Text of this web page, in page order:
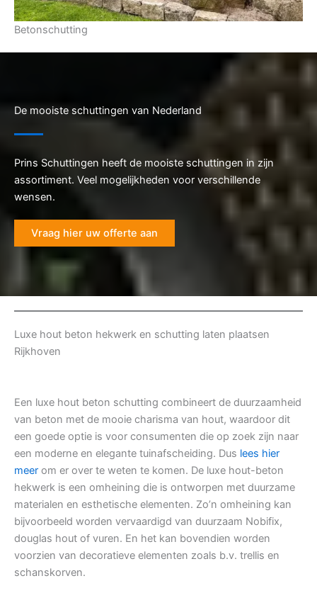
Betonschutting
De mooiste schuttingen van Nederland
Prins Schuttingen heeft de mooiste schuttingen in zijn
assortiment. Veel mogelijkheden voor verschillende
wensen.
Vraag hier uw offerte aan
Luxe hout beton hekwerk en schutting laten plaatsen
Rijkhoven
Een luxe hout beton schutting combineert de duurzaamheid
van beton met de mooie charisma van hout, waardoor dit
een goede optie is voor consumenten die op zoek zijn naar
een moderne en elegante tuinafscheiding. Dus lees hier
meer om er over te weten te komen. De luxe hout-beton
hekwerk is een omheining die is ontworpen met duurzame
materialen en esthetische elementen. Zo’n omheining kan
bijvoorbeeld worden vervaardigd van duurzaam Nobifix,
douglas hout of vuren. En het kan bovendien worden
voorzien van decoratieve elementen zoals b.v. trellis en
schanskorven.